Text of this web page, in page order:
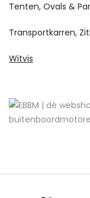
Tenten, Ovals &
Transportkarren,
Witvis